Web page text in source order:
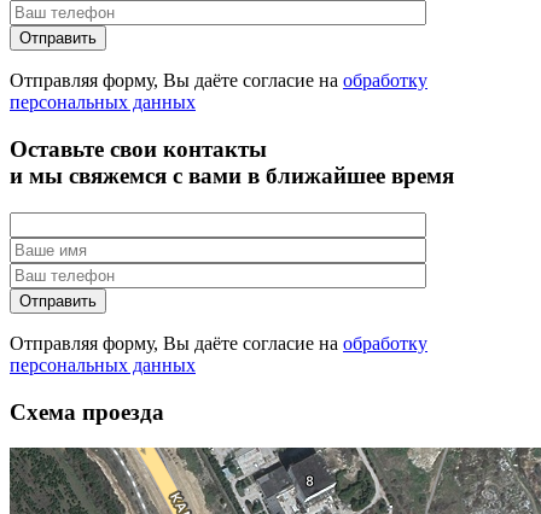
Отправляя форму, Вы даёте согласие на обработку
персональных данных
Оставьте свои контакты
и мы свяжемся с вами в ближайшее время
Отправляя форму, Вы даёте согласие на обработку
персональных данных
Схема проезда